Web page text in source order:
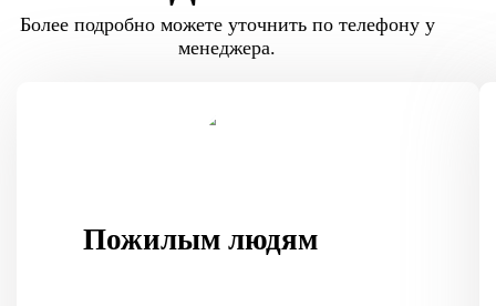
Более подробно можете уточнить по телефону у
менеджера.
Пожилым людям